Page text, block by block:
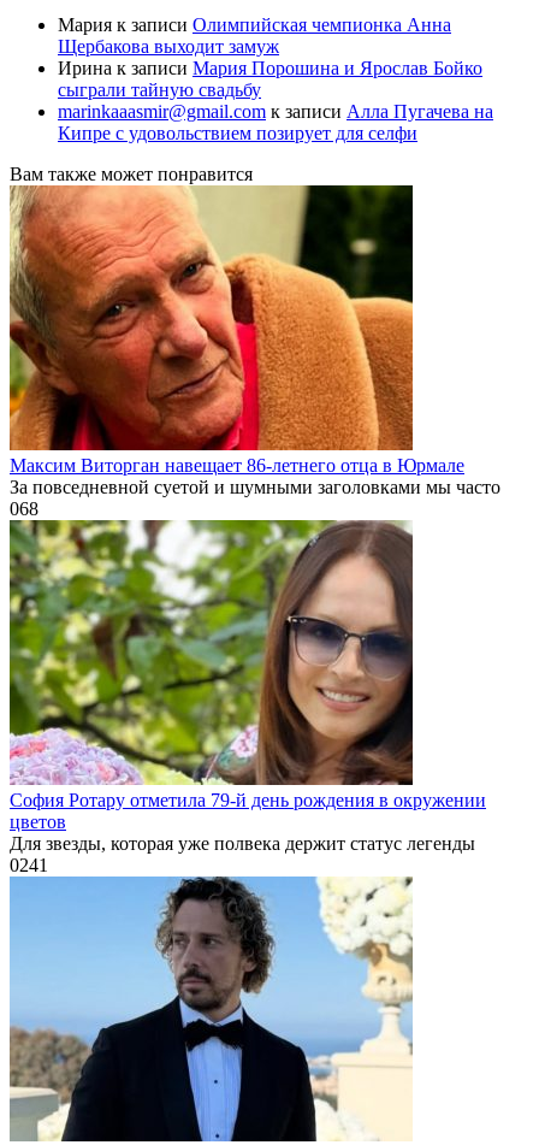
Мария к записи Олимпийская чемпионка Анна
Щербакова выходит замуж
Ирина к записи Мария Порошина и Ярослав Бойко
сыграли тайную свадьбу
marinkaaasmir@gmail.com к записи Алла Пугачева на
Кипре с удовольствием позирует для селфи
Вам также может понравится
Максим Виторган навещает 86-летнего отца в Юрмале
За повседневной суетой и шумными заголовками мы часто
068
София Ротару отметила 79-й день рождения в окружении
цветов
Для звезды, которая уже полвека держит статус легенды
0241